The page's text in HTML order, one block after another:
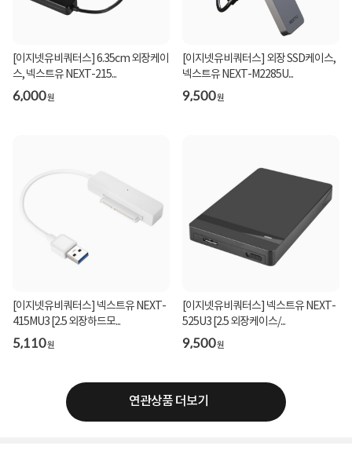
[이지넷유비쿼터스] 6.35cm 외장케이
스, 넥스트유 NEXT-215...
6,000원
[이지넷유비쿼터스] 외장 SSD케이스,
넥스트유 NEXT-M2285U...
9,500원
[이지넷유비쿼터스] 넥스트유 NEXT-
415MU3 [2.5 외장하드모...
5,110원
[이지넷유비쿼터스] 넥스트유 NEXT-
525U3 [2.5 외장케이스/...
9,500원
연관상품 더보기